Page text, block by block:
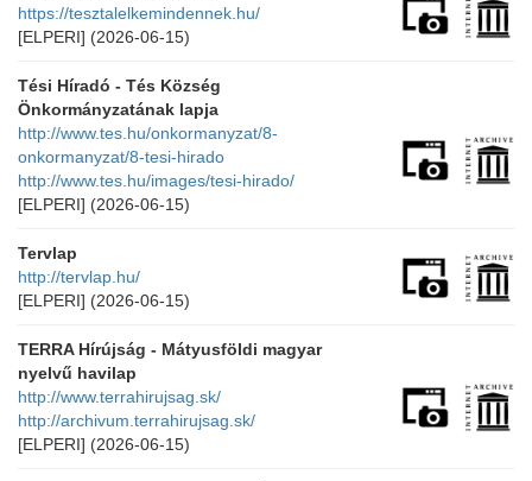
https://tesztalelkemindennek.hu/
[ELPERI] (2026-06-15)
Tési Híradó - Tés Község
Önkormányzatának lapja
http://www.tes.hu/onkormanyzat/8-
onkormanyzat/8-tesi-hirado
http://www.tes.hu/images/tesi-hirado/
[ELPERI] (2026-06-15)
Tervlap
http://tervlap.hu/
[ELPERI] (2026-06-15)
TERRA Hírújság - Mátyusföldi magyar
nyelvű havilap
http://www.terrahirujsag.sk/
http://archivum.terrahirujsag.sk/
[ELPERI] (2026-06-15)